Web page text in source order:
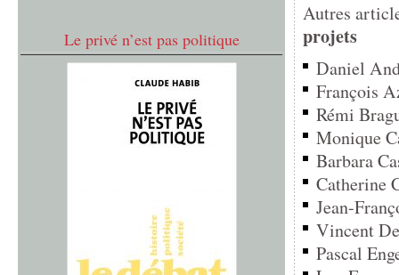
Le privé n’est pas politique
Autres
projets
Daniel
François
Rémi
Monique
Barbara
Catherine
Jean-
Vincent
Pascal